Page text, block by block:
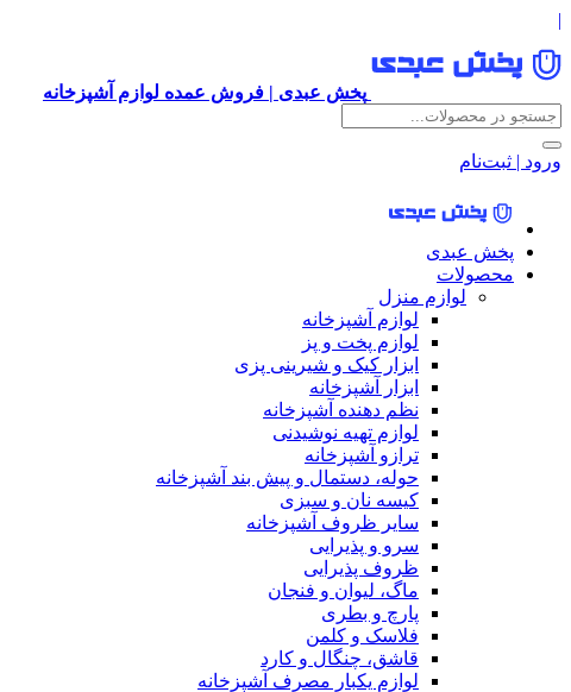
|
پخش عبدی | فروش عمده لوازم آشپزخانه
ورود | ثبت‌نام
پخش عبدی
محصولات
لوازم منزل
لوازم آشپزخانه
لوازم پخت و پز
ابزار کیک و شیرینی پزی
ابزار آشپزخانه
نظم دهنده آشپزخانه
لوازم تهیه نوشیدنی
ترازو آشپزخانه
حوله، دستمال و پیش بند آشپزخانه
کیسه نان و سبزی
سایر ظروف آشپزخانه
سرو و پذیرایی
ظروف پذیرایی
ماگ، لیوان و فنجان
پارچ و بطری
فلاسک و کلمن
قاشق، چنگال و کارد
لوازم یکبار مصرف آشپزخانه